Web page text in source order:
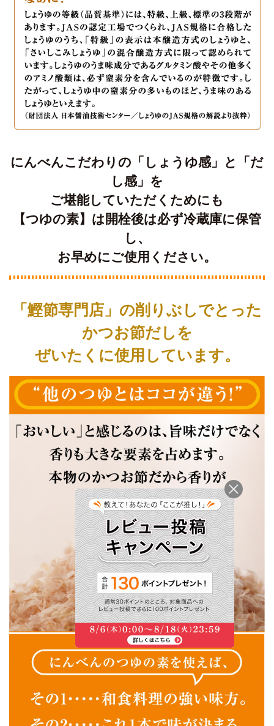
にんべんこだわりの「しょうゆ感」と「だ
し感」を
ご堪能していただくためにも
【つゆの素】は開栓後は必ず冷蔵庫に保管
し、
お早めにご使用ください。
「鰹節専門店」の削りぶしでとった
かつお節だしを
ぜいたくに使用しています。